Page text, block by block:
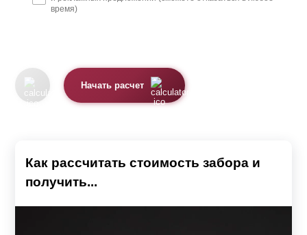
время)
Начать расчет
Как рассчитать стоимость забора и
получить...